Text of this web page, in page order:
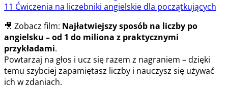
11 Ćwiczenia na liczebniki angielskie dla początkujących
🎥 Zobacz film: Najłatwiejszy sposób na liczby po
angielsku – od 1 do miliona z praktycznymi
przykładami.
Powtarzaj na głos i ucz się razem z nagraniem – dzięki
temu szybciej zapamiętasz liczby i nauczysz się używać
ich w zdaniach.